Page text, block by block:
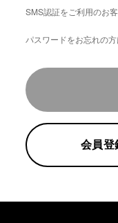
豆ガチャ
ドリップバッグ
コーヒーセット
ミルク・フード類
SMS認証をご利用のお
パスワードをお忘れの方
会員登